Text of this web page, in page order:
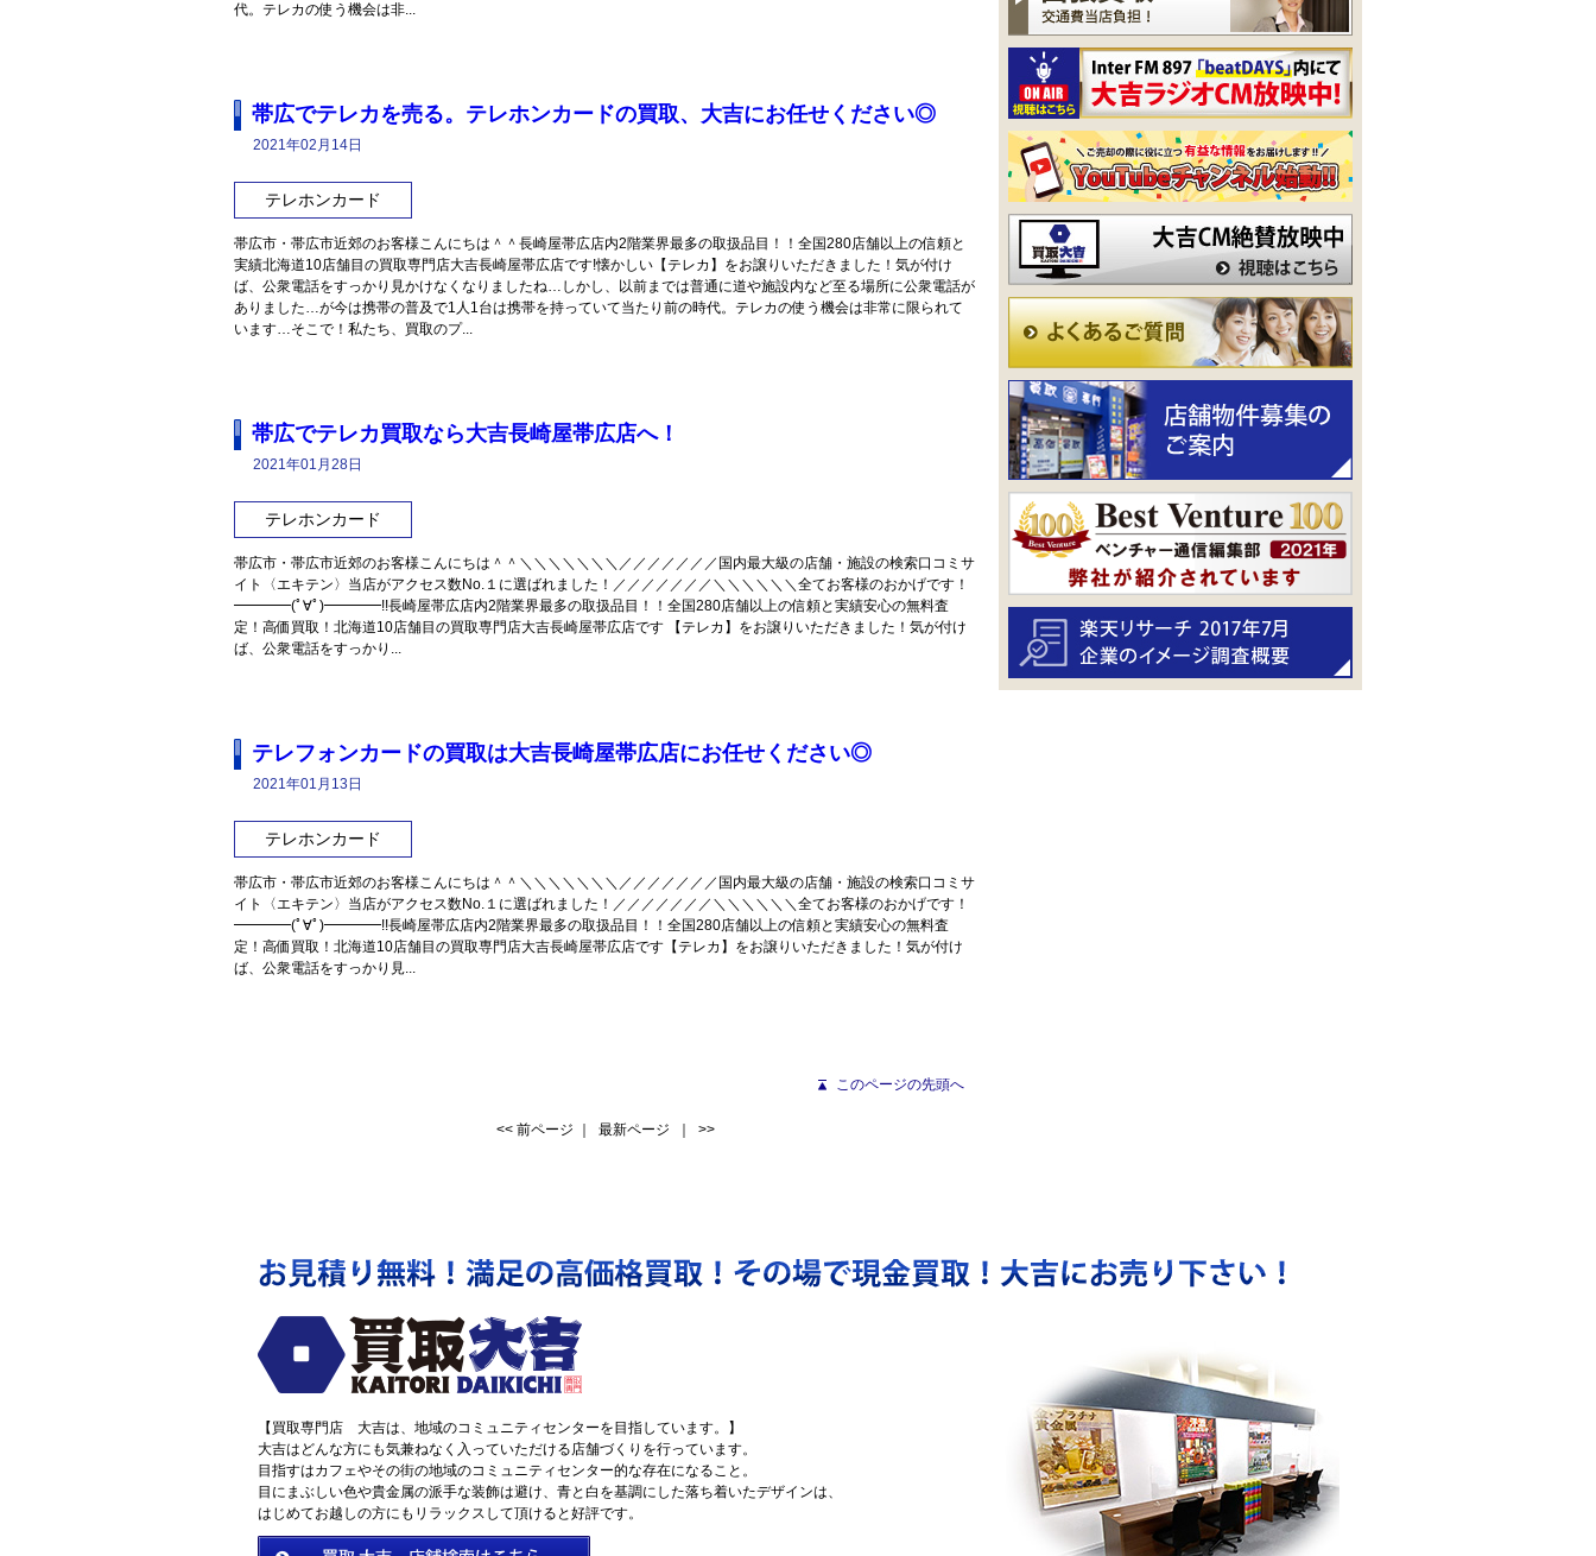
代。テレカの使う機会は非...
帯広でテレカを売る。テレホンカードの買取、大吉にお任せください◎
2021年02月14日
テレホンカード
帯広市・帯広市近郊のお客様こんにちは＾＾長崎屋帯広店内2階業界最多の取扱品目！！全国280店舗以上の信頼と
実績北海道10店舗目の買取専門店大吉長崎屋帯広店です!懐かしい【テレカ】をお譲りいただきました！気が付け
ば、公衆電話をすっかり見かけなくなりましたね…しかし、以前までは普通に道や施設内など至る場所に公衆電話が
ありました…が今は携帯の普及で1人1台は携帯を持っていて当たり前の時代。テレカの使う機会は非常に限られて
います…そこで！私たち、買取のプ...
帯広でテレカ買取なら大吉長崎屋帯広店へ！
2021年01月28日
テレホンカード
帯広市・帯広市近郊のお客様こんにちは＾＾＼＼＼＼＼＼＼／／／／／／／国内最大級の店舗・施設の検索口コミサ
イト〈エキテン〉当店がアクセス数No.１に選ばれました！／／／／／／／＼＼＼＼＼＼全てお客様のおかげです！
━━━━(ﾟ∀ﾟ)━━━━!!長崎屋帯広店内2階業界最多の取扱品目！！全国280店舗以上の信頼と実績安心の無料査
定！高価買取！北海道10店舗目の買取専門店大吉長崎屋帯広店です 【テレカ】をお譲りいただきました！気が付け
ば、公衆電話をすっかり...
テレフォンカードの買取は大吉長崎屋帯広店にお任せください◎
2021年01月13日
テレホンカード
帯広市・帯広市近郊のお客様こんにちは＾＾＼＼＼＼＼＼＼／／／／／／／国内最大級の店舗・施設の検索口コミサ
イト〈エキテン〉当店がアクセス数No.１に選ばれました！／／／／／／／＼＼＼＼＼＼全てお客様のおかげです！
━━━━(ﾟ∀ﾟ)━━━━!!長崎屋帯広店内2階業界最多の取扱品目！！全国280店舗以上の信頼と実績安心の無料査
定！高価買取！北海道10店舗目の買取専門店大吉長崎屋帯広店です【テレカ】をお譲りいただきました！気が付け
ば、公衆電話をすっかり見...
このページの先頭へ
<< 前ページ 最新ページ ｜ >>
【買取専門店 大吉は、地域のコミュニティセンターを目指しています。】
大吉はどんな方にも気兼ねなく入っていただける店舗づくりを行っています。
目指すはカフェやその街の地域のコミュニティセンター的な存在になること。
目にまぶしい色や貴金属の派手な装飾は避け、青と白を基調にした落ち着いたデザインは、
はじめてお越しの方にもリラックスして頂けると好評です。